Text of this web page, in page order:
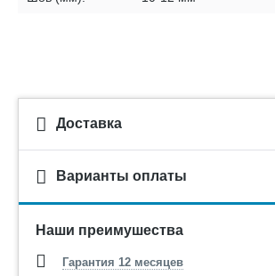
Доставка
Варианты оплаты
Наши преимушества
Гарантия 12 месяцев